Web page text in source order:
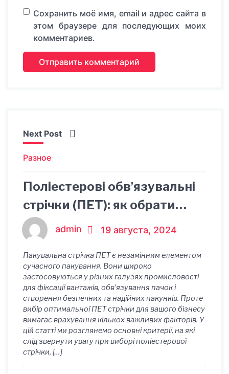
Сохранить моё имя, email и адрес сайта в
этом браузере для последующих моих
комментариев.
Next Post
Разное
Поліестерові обвʼязувальні
стрічки (ПЕТ): як обрати
оптимальний варіант для
вашого бізнесу
admin 19 августа, 2024
Пакувальна стрічка ПЕТ є незамінним елементом
сучасного пакування. Вони широко
застосовуються у різних галузях промисловості
для фіксації вантажів, обв’язування пачок і
створення безпечних та надійних пакунків. Проте
вибір оптимальної ПЕТ стрічки для вашого бізнесу
вимагає врахування кількох важливих факторів. У
цій статті ми розглянемо основні критерії, на які
слід звернути увагу при виборі поліестерової
стрічки, […]